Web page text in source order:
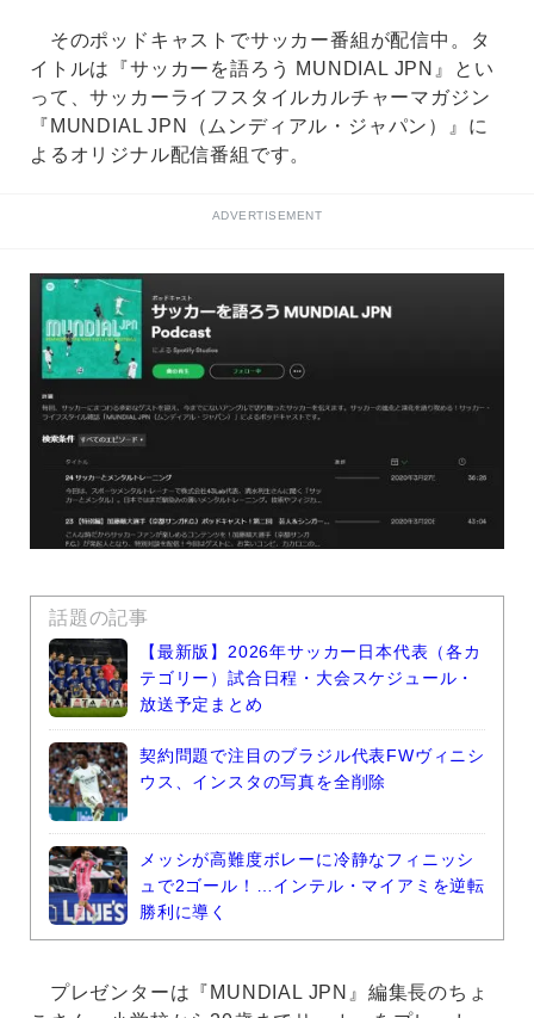
そのポッドキャストでサッカー番組が配信中。タ
イトルは『サッカーを語ろう MUNDIAL JPN』とい
って、サッカーライフスタイルカルチャーマガジン
『MUNDIAL JPN（ムンディアル・ジャパン）』に
よるオリジナル配信番組です。
ADVERTISEMENT
話題の記事
【最新版】2026年サッカー日本代表（各カ
テゴリー）試合日程・大会スケジュール・
放送予定まとめ
契約問題で注目のブラジル代表FWヴィニシ
ウス、インスタの写真を全削除
メッシが高難度ボレーに冷静なフィニッシ
ュで2ゴール！…インテル・マイアミを逆転
勝利に導く
プレゼンターは『MUNDIAL JPN』編集長のちょ